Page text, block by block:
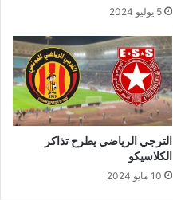
5 يوليو 2024
الترجي الرياضي يطرح تذاكر
الكلاسيكو
10 مايو 2024